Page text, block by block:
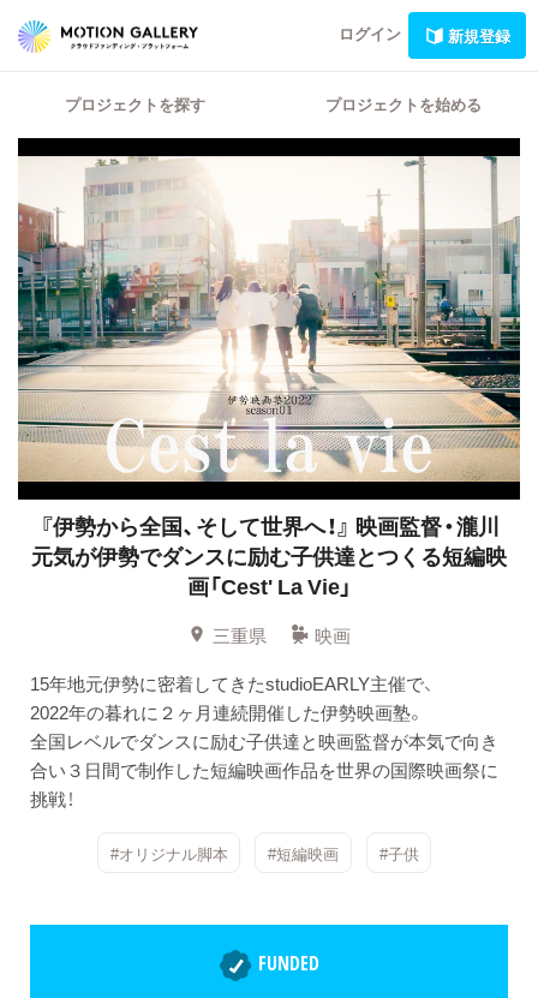
ログイン 新規登録
プロジェクトを探す プロジェクトを始める
『伊勢から全国、そして世界へ！』 映画監督・瀧川
元気が伊勢でダンスに励む子供達とつくる短編映
画「Cest' La Vie」
三重県
映画
15年地元伊勢に密着してきたstudioEARLY主催で、
2022年の暮れに２ヶ月連続開催した伊勢映画塾。
全国レベルでダンスに励む子供達と映画監督が本気で向き
合い３日間で制作した短編映画作品を世界の国際映画祭に
挑戦！
#オリジナル脚本 #短編映画 #子供
FUNDED